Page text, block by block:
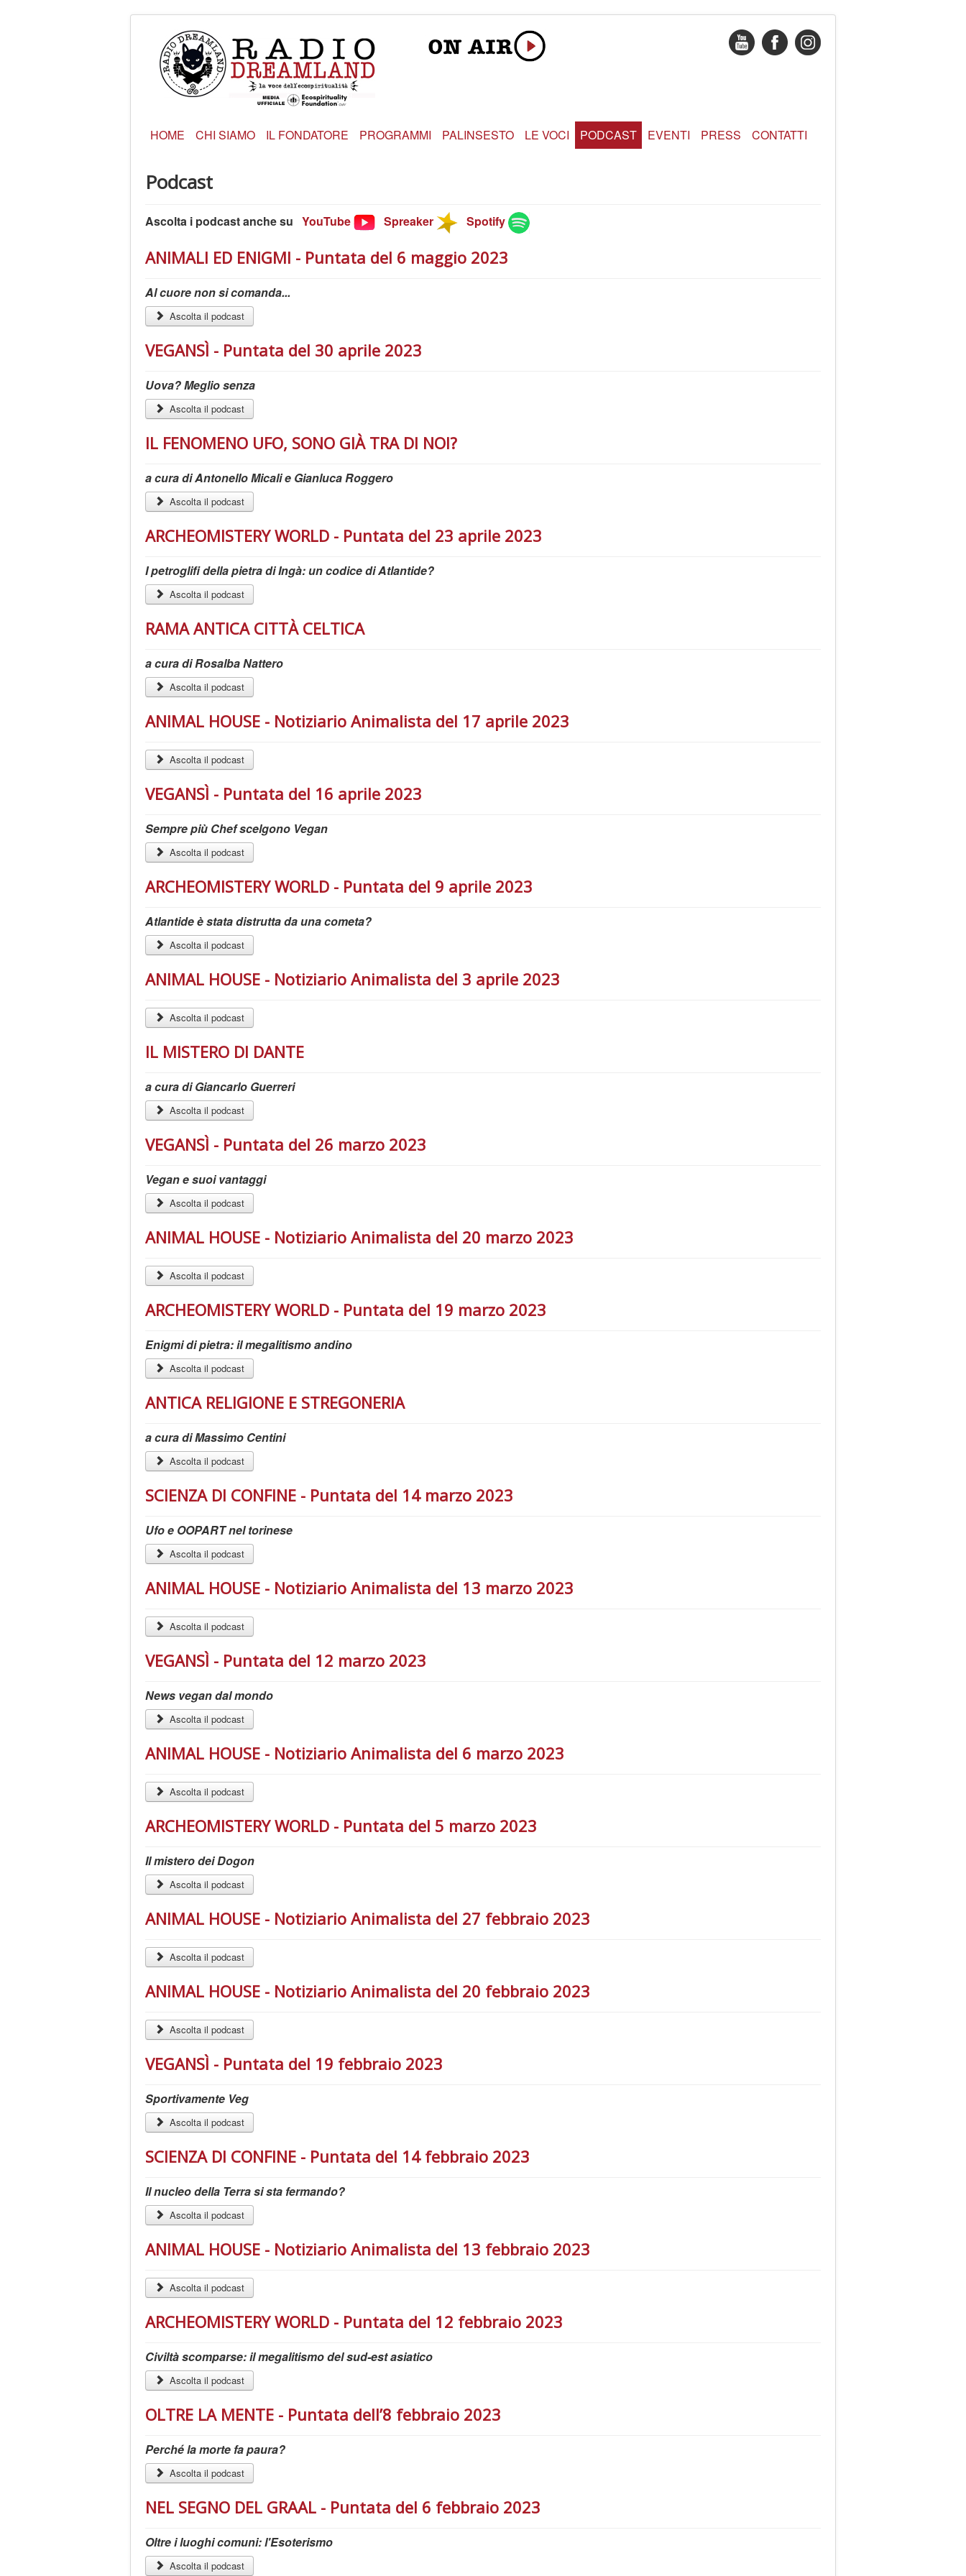
HOME CHI SIAMO IL FONDATORE PROGRAMMI PALINSESTO LE VOCI PODCAST EVENTI PRESS CONTATTI
Podcast
Ascolta i podcast anche su YouTube Spreaker Spotify
ANIMALI ED ENIGMI - Puntata del 6 maggio 2023
Al cuore non si comanda...
Ascolta il podcast
VEGANSÌ - Puntata del 30 aprile 2023
Uova? Meglio senza
Ascolta il podcast
IL FENOMENO UFO, SONO GIÀ TRA DI NOI?
a cura di Antonello Micali e Gianluca Roggero
Ascolta il podcast
ARCHEOMISTERY WORLD - Puntata del 23 aprile 2023
I petroglifi della pietra di Ingà: un codice di Atlantide?
Ascolta il podcast
RAMA ANTICA CITTÀ CELTICA
a cura di Rosalba Nattero
Ascolta il podcast
ANIMAL HOUSE - Notiziario Animalista del 17 aprile 2023
Ascolta il podcast
VEGANSÌ - Puntata del 16 aprile 2023
Sempre più Chef scelgono Vegan
Ascolta il podcast
ARCHEOMISTERY WORLD - Puntata del 9 aprile 2023
Atlantide è stata distrutta da una cometa?
Ascolta il podcast
ANIMAL HOUSE - Notiziario Animalista del 3 aprile 2023
Ascolta il podcast
IL MISTERO DI DANTE
a cura di Giancarlo Guerreri
Ascolta il podcast
VEGANSÌ - Puntata del 26 marzo 2023
Vegan e suoi vantaggi
Ascolta il podcast
ANIMAL HOUSE - Notiziario Animalista del 20 marzo 2023
Ascolta il podcast
ARCHEOMISTERY WORLD - Puntata del 19 marzo 2023
Enigmi di pietra: il megalitismo andino
Ascolta il podcast
ANTICA RELIGIONE E STREGONERIA
a cura di Massimo Centini
Ascolta il podcast
SCIENZA DI CONFINE - Puntata del 14 marzo 2023
Ufo e OOPART nel torinese
Ascolta il podcast
ANIMAL HOUSE - Notiziario Animalista del 13 marzo 2023
Ascolta il podcast
VEGANSÌ - Puntata del 12 marzo 2023
News vegan dal mondo
Ascolta il podcast
ANIMAL HOUSE - Notiziario Animalista del 6 marzo 2023
Ascolta il podcast
ARCHEOMISTERY WORLD - Puntata del 5 marzo 2023
Il mistero dei Dogon
Ascolta il podcast
ANIMAL HOUSE - Notiziario Animalista del 27 febbraio 2023
Ascolta il podcast
ANIMAL HOUSE - Notiziario Animalista del 20 febbraio 2023
Ascolta il podcast
VEGANSÌ - Puntata del 19 febbraio 2023
Sportivamente Veg
Ascolta il podcast
SCIENZA DI CONFINE - Puntata del 14 febbraio 2023
Il nucleo della Terra si sta fermando?
Ascolta il podcast
ANIMAL HOUSE - Notiziario Animalista del 13 febbraio 2023
Ascolta il podcast
ARCHEOMISTERY WORLD - Puntata del 12 febbraio 2023
Civiltà scomparse: il megalitismo del sud-est asiatico
Ascolta il podcast
OLTRE LA MENTE - Puntata dell’8 febbraio 2023
Perché la morte fa paura?
Ascolta il podcast
NEL SEGNO DEL GRAAL - Puntata del 6 febbraio 2023
Oltre i luoghi comuni: l'Esoterismo
Ascolta il podcast